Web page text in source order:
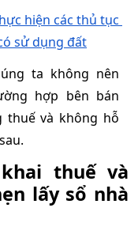
hiện các thủ tục
sử dụng đất
ta không nên
hợp bên bán
thuế và không hỗ
thuế và
lấy sổ nhà